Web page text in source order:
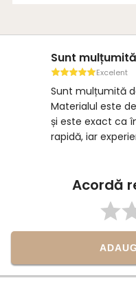
Sunt
Excelent
Sunt mulțumită
Materialul este
și este exact ca
rapidă, iar
Acordă